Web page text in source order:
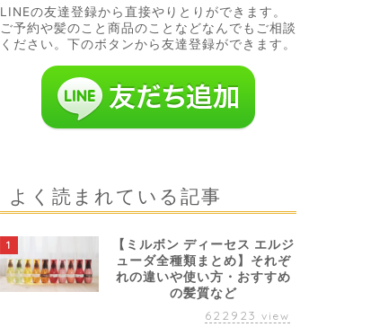
LINEの友達登録から直接やりとりができます。
ご予約や髪のこと商品のことなどなんでもご相談
ください。下のボタンから友達登録ができます。
よく読まれている記事
1
【ミルボン ディーセス エルジ
ューダ全種類まとめ】それぞ
れの違いや使い方・おすすめ
の髪質など
622923 view